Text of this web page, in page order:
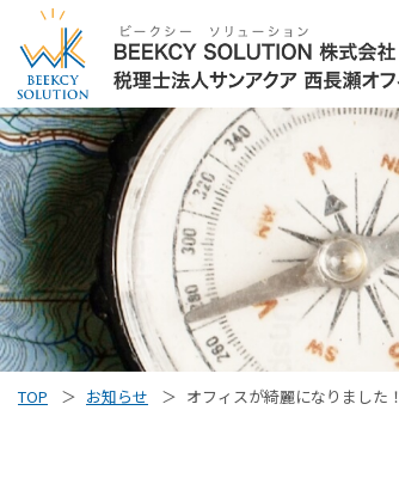
TOP お知らせ オフィスが綺麗になりました！